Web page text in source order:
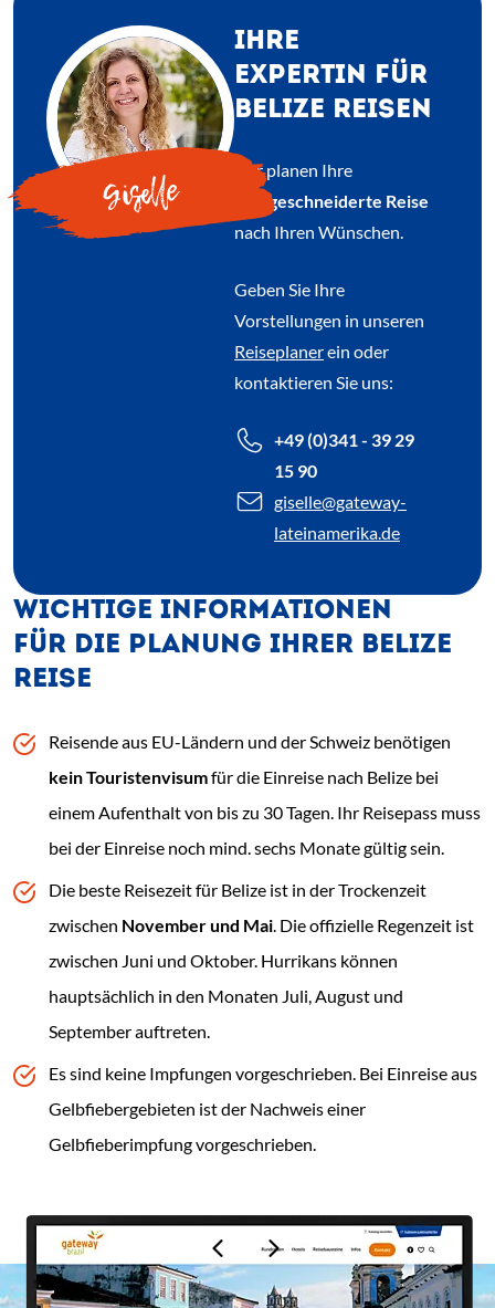
Giselle
IHRE
EXPERTIN FÜR
BELIZE REISEN
Wir planen Ihre
maßgeschneiderte Reise
nach Ihren Wünschen.
Geben Sie Ihre
Vorstellungen in unseren
Reiseplanerein oder
kontaktieren Sie uns:
+49 (0)341 - 39 29
15 90
giselle@gateway-
lateinamerika.de
WICHTIGE INFORMATIONEN
FÜR DIE PLANUNG IHRER BELIZE
REISE
Reisende aus EU-Ländern und der Schweiz benötigen
kein Touristenvisumfür die Einreise nach Belize bei
einem Aufenthalt von bis zu 30 Tagen. Ihr Reisepass muss
bei der Einreise noch mind. sechs Monate gültig sein.
Die beste Reisezeit für Belize ist in der Trockenzeit
zwischen November und Mai. Die offizielle Regenzeit ist
zwischen Juni und Oktober. Hurrikans können
hauptsächlich in den Monaten Juli, August und
September auftreten.
Es sind keine Impfungen vorgeschrieben. Bei Einreise aus
Gelbfiebergebieten ist der Nachweis einer
Gelbfieberimpfung vorgeschrieben.